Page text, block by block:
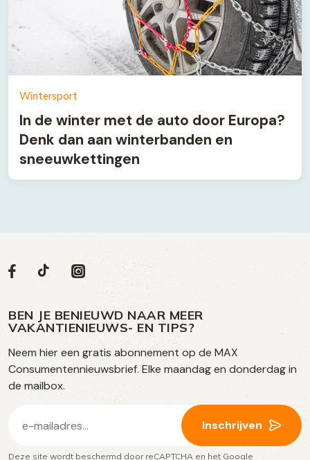
Wintersport
In de winter met de auto door Europa?
Denk dan aan winterbanden en
sneeuwkettingen
Volg
op
social
media
Social
Volg
op
Facebook
Volg
op
TikTok
Volg
op
Instagram
BEN JE BENIEUWD NAAR MEER
VAKANTIENIEUWS- EN TIPS?
Neem hier een gratis abonnement op de MAX
Consumentennieuwsbrief. Elke maandag en donderdag in
de mailbox.
mailadres
(Vereist)
Inschrijven
Deze site wordt beschermd door reCAPTCHA en het Google